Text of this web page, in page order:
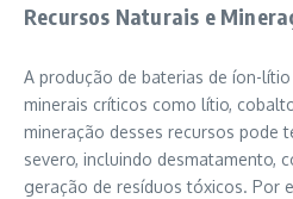
Recursos Naturais e
A produção de baterias de íon-
minerais críticos como lítio,
mineração desses recursos pode
severo, incluindo desmatamento,
geração de resíduos tóxicos. Por